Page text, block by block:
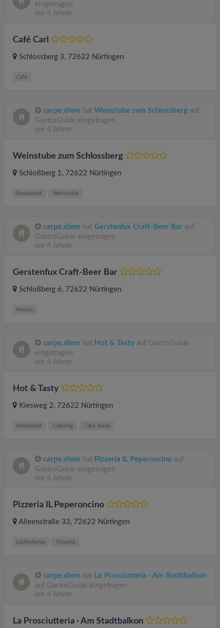
eingetragen
vor 4 Jahren
Café Carl
Schlossberg 3, 72622 Nürtingen
Cafe
carpe.diem hat Weinstube zum Schlossberg auf
GastroGuide eingetragen
vor 4 Jahren
Weinstube zum Schlossberg
Schloßberg 1, 72622 Nürtingen
Restaurant Weinstube
carpe.diem hat Gerstenfux Craft-Beer Bar auf
GastroGuide eingetragen
vor 4 Jahren
Gerstenfux Craft-Beer Bar
Schloßberg 6, 72622 Nürtingen
Kneipe
carpe.diem hat Hot & Tasty auf GastroGuide
eingetragen
vor 4 Jahren
Hot & Tasty
Kiesweg 2, 72622 Nürtingen
Restaurant Catering Take Away
carpe.diem hat Pizzeria IL Peperoncino auf
GastroGuide eingetragen
vor 4 Jahren
Pizzeria IL Peperoncino
Alleenstraße 33, 72622 Nürtingen
Lieferdienst Pizzeria
carpe.diem hat La Prosciutteria · Am Stadtbalkon
auf GastroGuide eingetragen
vor 4 Jahren
La Prosciutteria · Am Stadtbalkon